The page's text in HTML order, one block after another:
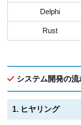
Delphi
Rust
システム開発の流
1. ヒヤリング